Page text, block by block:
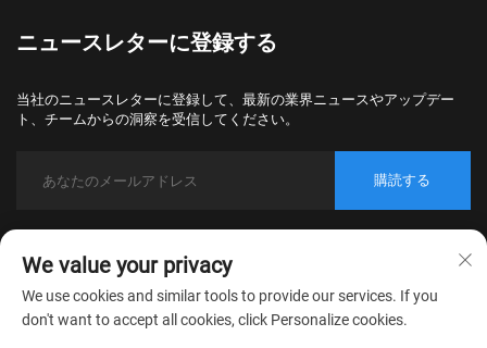
ニュースレターに登録する
当社のニュースレターに登録して、最新の業界ニュースやアップデー
ト、チームからの洞察を受信してください。
購読する
reserved.
プライバシーポリシー
We value your privacy
We use cookies and similar tools to provide our services. If you
don't want to accept all cookies, click Personalize cookies.